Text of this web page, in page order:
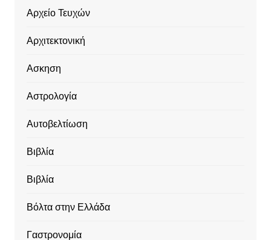
Αρχείο Τευχών
Αρχιτεκτονική
Ασκηση
Αστρολογία
Αυτοβελτίωση
Βιβλία
Βιβλία
Βόλτα στην Ελλάδα
Γαστρονομία